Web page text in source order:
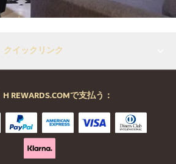
クイックリンク
REWARDS.COMで支払う：